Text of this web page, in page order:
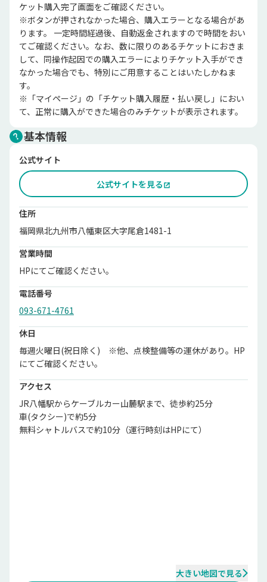
ケット購入完了画面をご確認ください。
※ボタンが押されなかった場合、購入エラーとなる場合があ
ります。 一定時間経過後、自動返金されますので時間をおい
てご確認ください。なお、数に限りのあるチケットにおきま
して、同操作起因での購入エラーによりチケット入手ができ
なかった場合でも、特別にご用意することはいたしかねま
す。
※「マイページ」の「チケット購入履歴・払い戻し」におい
て、正常に購入ができた場合のみチケットが表示されます。
基本情報
公式サイト
公式サイトを見る
住所
福岡県北九州市八幡東区大字尾倉1481-1
営業時間
HPにてご確認ください。
電話番号
093-671-4761
休日
毎週火曜日(祝日除く)　※他、点検整備等の運休があり。HP
にてご確認ください。
アクセス
JR八幡駅からケーブルカー山麓駅まで、徒歩約25分
車(タクシー)で約5分
無料シャトルバスで約10分（運行時刻はHPにて）
大きい地図で見る